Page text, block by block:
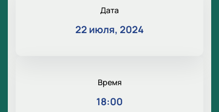
Дата
22 июля, 2024
Время
18:00